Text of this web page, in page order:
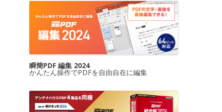
瞬簡PDF 編集 2024
かんたん操作でPDFを自由自在に編集